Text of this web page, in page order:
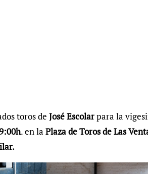
toros de José Escolarpara la
. en la Plaza de Toros de Las